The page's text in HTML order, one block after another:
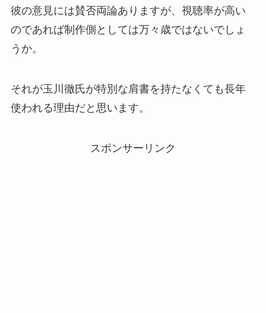
彼の意見には賛否両論ありますが、視聴率が高い
のであれば制作側としては万々歳ではないでしょ
うか。
それが玉川徹氏が特別な肩書を持たなくても長年
使われる理由だと思います。
スポンサーリンク